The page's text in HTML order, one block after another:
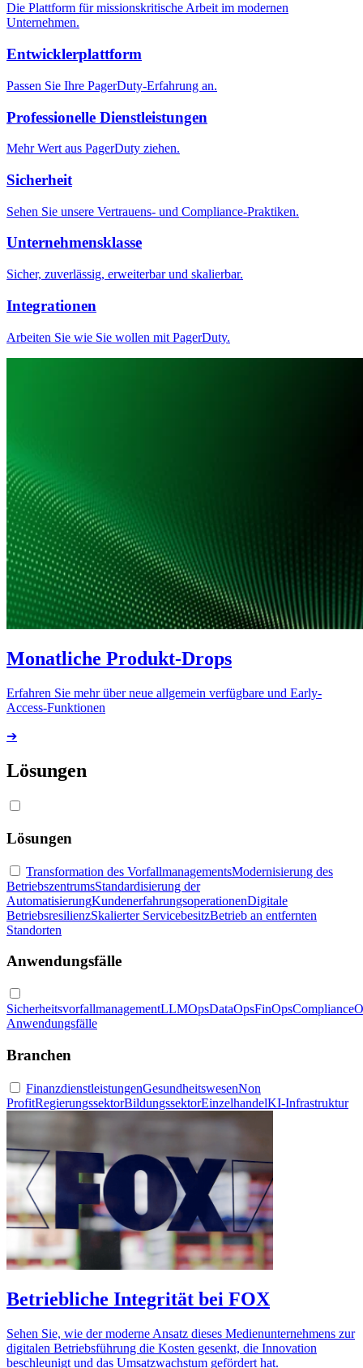
Die Plattform für missionskritische Arbeit im modernen
Unternehmen.
Entwicklerplattform
Passen Sie Ihre PagerDuty-Erfahrung an.
Professionelle Dienstleistungen
Mehr Wert aus PagerDuty ziehen.
Sicherheit
Sehen Sie unsere Vertrauens- und Compliance-Praktiken.
Unternehmensklasse
Sicher, zuverlässig, erweiterbar und skalierbar.
Integrationen
Arbeiten Sie wie Sie wollen mit PagerDuty.
Monatliche Produkt-Drops
Erfahren Sie mehr über neue allgemein verfügbare und Early-
Access-Funktionen
➔
Lösungen
Lösungen
Transformation des VorfallmanagementsModernisierung des
BetriebszentrumsStandardisierung der
AutomatisierungKundenerfahrungsoperationenDigitale
BetriebsresilienzSkalierter ServicebesitzBetrieb an entfernten
Standorten
Anwendungsfälle
SicherheitsvorfallmanagementLLMOpsDataOpsFinOps
Anwendungsfälle
Branchen
FinanzdienstleistungenGesundheitswesenNon
ProfitRegierungssektorBildungssektorEinzelhandelKI-Infrastruktur
Betriebliche Integrität bei FOX
Sehen Sie, wie der moderne Ansatz dieses Medienunternehmens zur
digitalen Betriebsführung die Kosten gesenkt, die Innovation
beschleunigt und das Umsatzwachstum gefördert hat.